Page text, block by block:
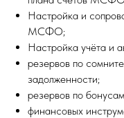
Настройка и
МСФО;
Настройка учёта и
резервов по
задолженности;
резервов по
финансовых